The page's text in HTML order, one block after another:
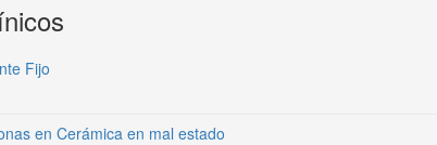
Fijo
en Cerámica en mal estado